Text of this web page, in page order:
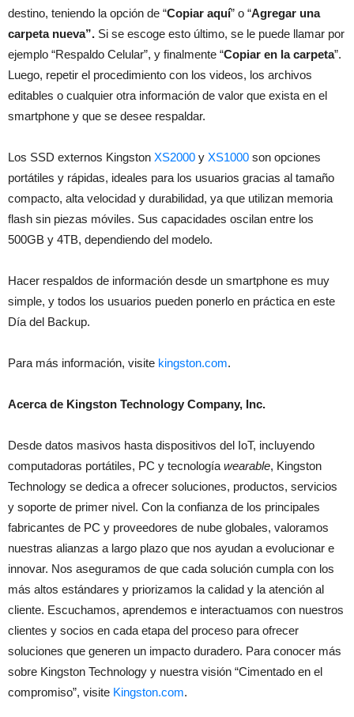
destino, teniendo la opción de “Copiar aquí” o “Agregar una
carpeta nueva”. Si se escoge esto último, se le puede llamar por
ejemplo “Respaldo Celular”, y finalmente “Copiar en la carpeta”.
Luego, repetir el procedimiento con los videos, los archivos
editables o cualquier otra información de valor que exista en el
smartphone y que se desee respaldar.
Los SSD externos Kingston XS2000 y XS1000 son opciones
portátiles y rápidas, ideales para los usuarios gracias al tamaño
compacto, alta velocidad y durabilidad, ya que utilizan memoria
flash sin piezas móviles. Sus capacidades oscilan entre los
500GB y 4TB, dependiendo del modelo.
Hacer respaldos de información desde un smartphone es muy
simple, y todos los usuarios pueden ponerlo en práctica en este
Día del Backup.
Para más información, visite kingston.com.
Acerca de Kingston Technology Company, Inc.
Desde datos masivos hasta dispositivos del IoT, incluyendo
computadoras portátiles, PC y tecnología wearable, Kingston
Technology se dedica a ofrecer soluciones, productos, servicios
y soporte de primer nivel. Con la confianza de los principales
fabricantes de PC y proveedores de nube globales, valoramos
nuestras alianzas a largo plazo que nos ayudan a evolucionar e
innovar. Nos aseguramos de que cada solución cumpla con los
más altos estándares y priorizamos la calidad y la atención al
cliente. Escuchamos, aprendemos e interactuamos con nuestros
clientes y socios en cada etapa del proceso para ofrecer
soluciones que generen un impacto duradero. Para conocer más
sobre Kingston Technology y nuestra visión “Cimentado en el
compromiso”, visite Kingston.com.